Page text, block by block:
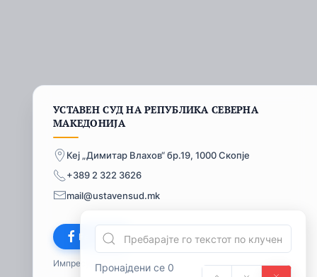
Пронајдени се 0
УСТАВЕН СУД НА РЕПУБЛИКА СЕВЕРНА
МАКЕДОНИЈА
Кеј „Димитар Влахов“ бр.19, 1000 Скопје
+389 2 322 3626
mail@ustavensud.mk
Facebook
Импресум© 2026